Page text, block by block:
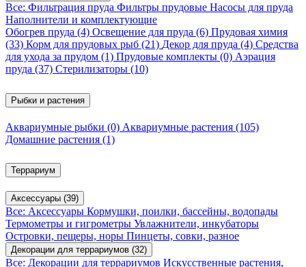
Все: Фильтрация пруда Фильтры прудовые Насосы для пруда
Наполнители и комплектующие
Обогрев пруда (4) Освещение для пруда (6) Прудовая химия
(33) Корм для прудовых рыб (21) Декор для пруда (4) Средства
для ухода за прудом (1) Прудовые комплекты (0) Аэрация
пруда (37) Стерилизаторы (10)
Рыбки и растения
Аквариумные рыбки (0) Аквариумные растения (105)
Домашние растения (1)
Террариум
Аксессуары (39)
Все: Аксессуары Кормушки, поилки, бассейны, водопады
Термометры и гигрометры Увлажнители, инкубаторы
Островки, пещеры, норы Пинцеты, совки, разное
Декорации для террариумов (32)
Все: Декорации для террариумов Искусственные растения,